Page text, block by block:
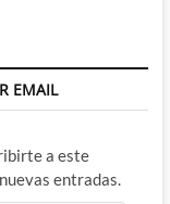
EMAIL
a este
entradas.